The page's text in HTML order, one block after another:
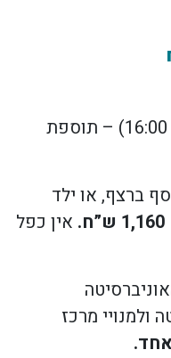
תוספת
ברצף, או ילד
1,160 ש”ח. אין כפל
ולמנויי מרכז